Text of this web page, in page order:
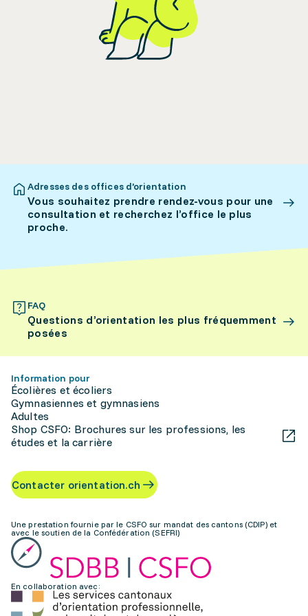
Adresses des offices d’orientation
Vous souhaitez prendre rendez-vous pour une
consultation et recherchez l’office le plus
proche.
FAQ
Questions d’orientation les plus fréquemment
posées
Information pour
Écolières et écoliers
Gymnasiennes et gymnasiens
Adultes
Shop CSFO: Brochures sur les professions, les
études et la carrière
Contacter orientation.ch
Une prestation fournie par le CSFO sur mandat des cantons (CDIP) et
avec le soutien de la Confédération (SEFRI)
En collaboration avec: